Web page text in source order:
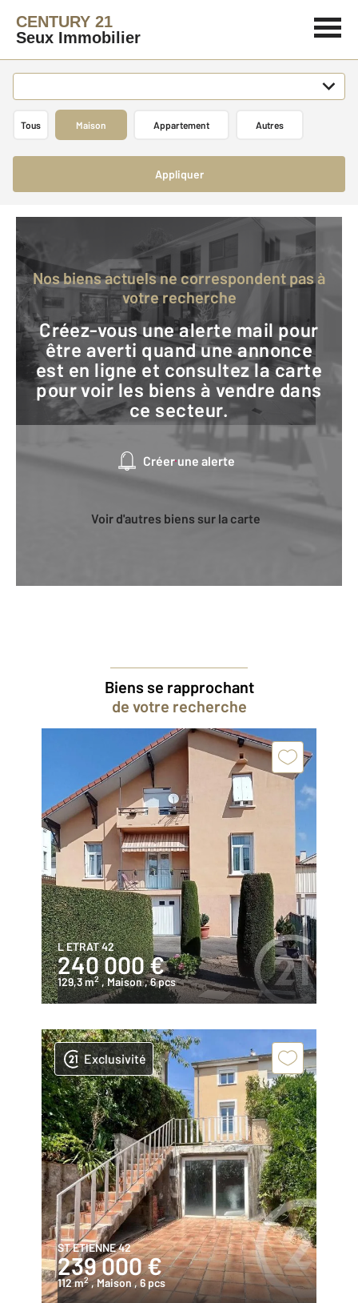
CENTURY 21
Seux Immobilier
Tous Maison Appartement Autres
Appliquer
Nos biens actuels ne correspondent pas à
votre recherche
Créez-vous une alerte mail pour
être averti quand une annonce
est en ligne et consultez la carte
pour voir les biens à vendre dans
ce secteur.
Créer une alerte
Voir d'autres biens sur la carte
Biens se rapprochant
de votre recherche
L ETRAT 42
240 000 €
129,3 m2 , Maison, 6 pcs
Exclusivité
ST ETIENNE 42
239 000 €
112 m2 , Maison, 6 pcs